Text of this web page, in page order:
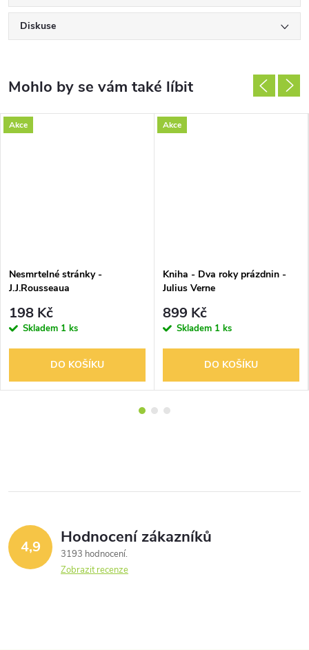
Diskuse
Akce
Nesmrtelné stránky -
J.J.Rousseaua
198 Kč
Skladem 1 ks
DO KOŠÍKU
Akce
Kniha - Dva roky prázdnin -
Julius Verne
899 Kč
Skladem 1 ks
DO KOŠÍKU
4,9 Hodnocení zákazníků
3193 hodnocení
Zobrazit recenze